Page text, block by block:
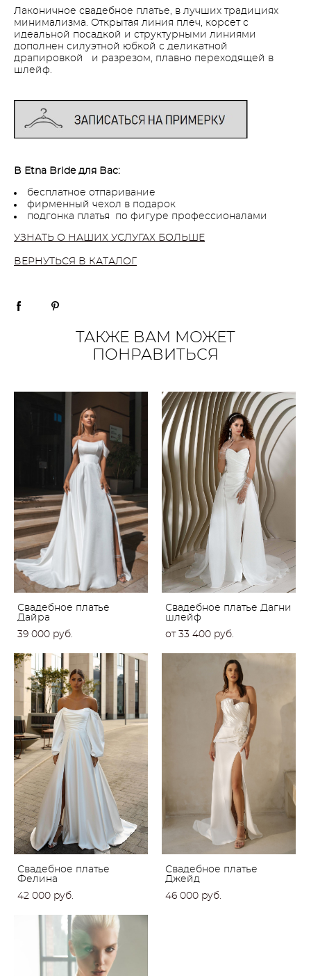
Лаконичное свадебное платье, в лучших традициях
минимализма. Открытая линия плеч, корсет с
идеальной посадкой и структурными линиями
дополнен силуэтной юбкой с деликатной
драпировкой и разрезом, плавно переходящей в
шлейф.
В Etna Bride для Вас:
бесплатное отпаривание
фирменный чехол в подарок
подгонка платья по фигуре профессионалами
УЗНАТЬ О НАШИХ УСЛУГАХ БОЛЬШЕ
ВЕРНУТЬСЯ В КАТАЛОГ
ТАКЖЕ ВАМ МОЖЕТ
ПОНРАВИТЬСЯ
Свадебное платье
Дайра
39 000 pуб.
Свадебное платье Дагни
шлейф
от 33 400 pуб.
Свадебное платье
Фелина
42 000 pуб.
Свадебное платье
Джейд
46 000 pуб.